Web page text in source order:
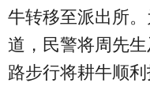
牛转移至派出所
道，民警将周先
路步行将耕牛顺利